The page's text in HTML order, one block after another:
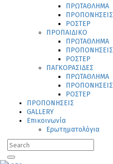
ΠΡΩΤΑΘΛΗΜΑ
ΠΡΟΠΟΝΗΣΕΙΣ
ΡΟΣΤΕΡ
ΠΡΟΠΑΙΔΙΚΟ
ΠΡΩΤΑΘΛΗΜΑ
ΠΡΟΠΟΝΗΣΕΙΣ
ΡΟΣΤΕΡ
ΠΑΓΚΟΡΑΣΙΔΕΣ
ΠΡΩΤΑΘΛΗΜΑ
ΠΡΟΠΟΝΗΣΕΙΣ
ΡΟΣΤΕΡ
ΠΡΟΠΟΝΗΣΕΙΣ
GALLERY
Επικοινωνία
Ερωτηματολόγια